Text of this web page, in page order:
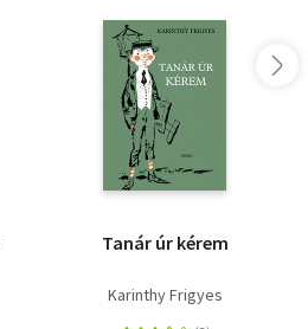
Tanár úr kérem
Karinthy Frigyes